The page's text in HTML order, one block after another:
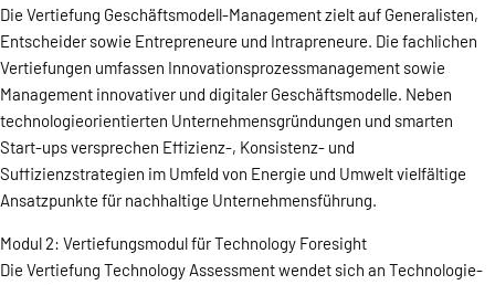
Die Vertiefung Geschäftsmodell-Management zielt auf Generalisten,
Entscheider sowie Entrepreneure und Intrapreneure. Die fachlichen
Vertiefungen umfassen Innovationsprozessmanagement sowie
Management innovativer und digitaler Geschäftsmodelle. Neben
technologieorientierten Unternehmensgründungen und smarten
Start-ups versprechen Effizienz-, Konsistenz- und
Suffizienzstrategien im Umfeld von Energie und Umwelt vielfältige
Ansatzpunkte für nachhaltige Unternehmensführung.
Modul 2: Vertiefungsmodul für Technology Foresight
Die Vertiefung Technology Assessment wendet sich an Technologie-